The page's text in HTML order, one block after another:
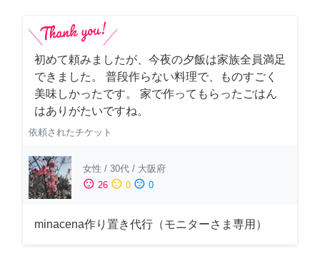
初めて頼みましたが、今夜の夕飯は家族全員満足
できました。 普段作らない料理で、ものすごく
美味しかったです。 家で作ってもらったごはん
はありがたいですね。
依頼されたチケット
女性 / 30代 / 大阪府
sentiment_satisfied 26 sentiment_neutral 0 sentiment_dissatisfied 0
minacena作り置き代行（モニターさま専用）